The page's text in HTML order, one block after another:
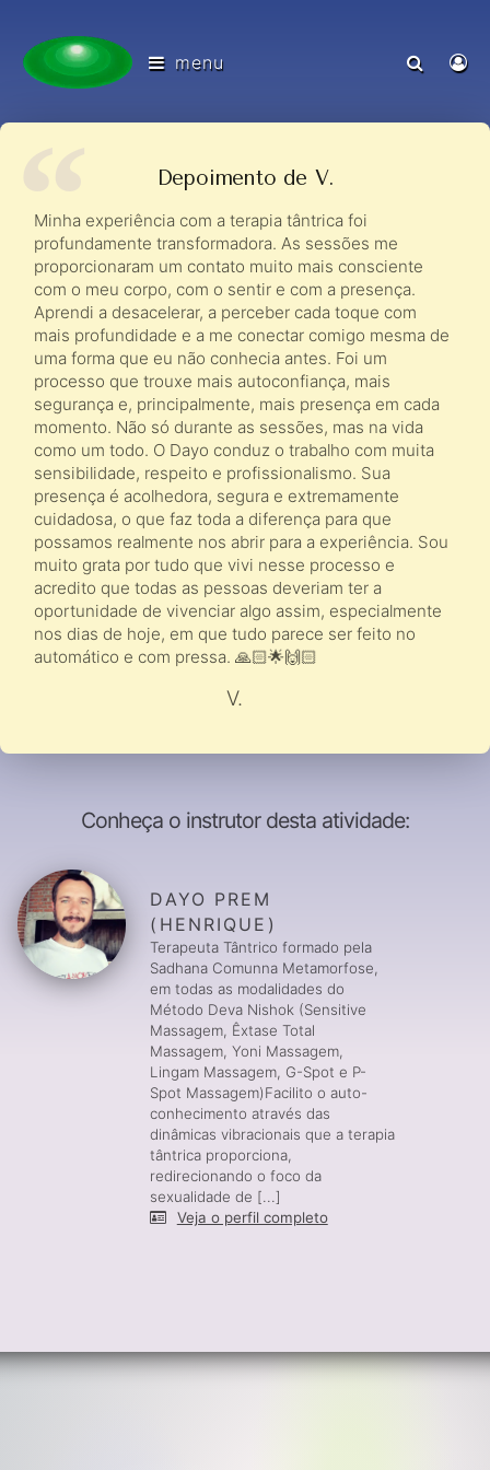
menu
Depoimento de V.
Minha experiência com a terapia tântrica foi
profundamente transformadora. As sessões me
proporcionaram um contato muito mais consciente
com o meu corpo, com o sentir e com a presença.
Aprendi a desacelerar, a perceber cada toque com
mais profundidade e a me conectar comigo mesma de
uma forma que eu não conhecia antes. Foi um
processo que trouxe mais autoconfiança, mais
segurança e, principalmente, mais presença em cada
momento. Não só durante as sessões, mas na vida
como um todo. O Dayo conduz o trabalho com muita
sensibilidade, respeito e profissionalismo. Sua
presença é acolhedora, segura e extremamente
cuidadosa, o que faz toda a diferença para que
possamos realmente nos abrir para a experiência. Sou
muito grata por tudo que vivi nesse processo e
acredito que todas as pessoas deveriam ter a
oportunidade de vivenciar algo assim, especialmente
nos dias de hoje, em que tudo parece ser feito no
automático e com pressa. 🙏🏻🌟🙌🏻
V.
Conheça o instrutor desta atividade:
DAYO PREM
(HENRIQUE)
Terapeuta Tântrico formado pela
Sadhana Comunna Metamorfose,
em todas as modalidades do
Método Deva Nishok (Sensitive
Massagem, Êxtase Total
Massagem, Yoni Massagem,
Lingam Massagem, G-Spot e P-
Spot Massagem)Facilito o auto-
conhecimento através das
dinâmicas vibracionais que a terapia
tântrica proporciona,
redirecionando o foco da
sexualidade de [...]
Veja o perfil completo